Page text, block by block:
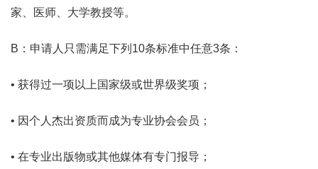
家、医师、大学教授等。
B：申请人只需满足下列10条标准中任意3条：
• 获得过一项以上国家级或世界级奖项；
• 因个人杰出资质而成为专业协会会员；
• 在专业出版物或其他媒体有专门报导；